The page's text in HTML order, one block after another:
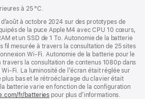
à 25 °C.
à octobre 2024 sur des prototypes de
de la puce Apple M4 avec CPU 10 cœurs,
et un SSD de 1 To. Autonomie de la batterie
fil mesurée à travers la consultation de 25 sites
Wi-Fi. Autonomie de la batterie pour le
travers la consultation de contenus 1080p dans
Fi. La luminosité de l’écran était réglée sur
bas et le rétroéclairage du clavier était
batterie varie en fonction de la configuration
fr/batteries pour plus d’informations.